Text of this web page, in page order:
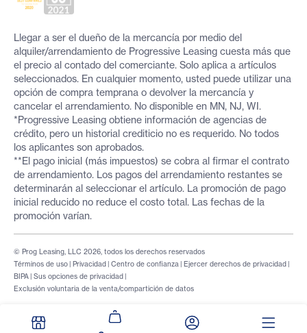
Llegar a ser el dueño de la mercancía por medio del
alquiler/arrendamiento de Progressive Leasing cuesta más que
el precio al contado del comerciante. Solo aplica a artículos
seleccionados. En cualquier momento, usted puede utilizar una
opción de compra temprana o devolver la mercancía y
cancelar el arrendamiento. No disponible en MN, NJ, WI.
*Progressive Leasing obtiene información de agencias de
crédito, pero un historial crediticio no es requerido. No todos
los aplicantes son aprobados.
**El pago inicial (más impuestos) se cobra al firmar el contrato
de arrendamiento. Los pagos del arrendamiento restantes se
determinarán al seleccionar el artículo. La promoción de pago
inicial reducido no reduce el costo total. Las fechas de la
promoción varían.
Términos de uso | Privacidad | Centro de confianza | Ejercer derechos de privacidad |
BIPA | Sus opciones de privacidad |
Exclusión voluntaria de la venta/compartición de datos
© Prog Leasing, LLC 2026, todos los derechos reservados